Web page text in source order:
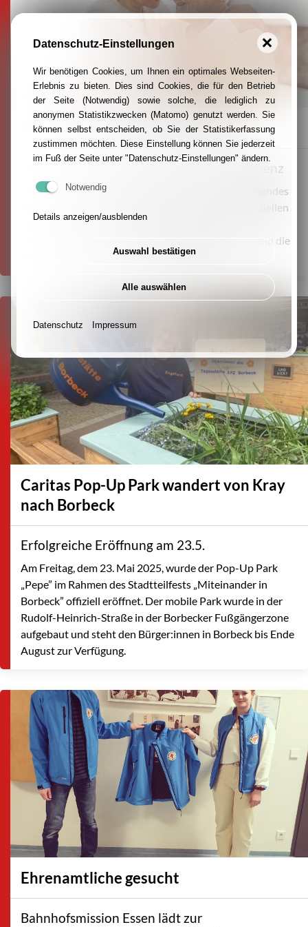
Kontaktbüro Pflegeselbsthilfe
Gruga-Kaffeefahrt für Menschen mit Demenz
Das Kontaktbüro Pflegeselbsthilfe des Caritasverbandes
für die Stadt Essen lädt Menschen mit einer demenziellen
Erkrankung und ihre Angehörigen zu einem
unbeschwerten Nachmittag und einer kleinen Reise in die
Vergangenheit, einer Gruga-Kaffeefahrt, ein.
Caritas Pop-Up Park wandert von Kray
nach Borbeck
Erfolgreiche Eröffnung am 23.5.
Am Freitag, dem 23. Mai 2025, wurde der Pop-Up Park
„Pepe” im Rahmen des Stadtteilfests „Miteinander in
Borbeck” offiziell eröffnet. Der mobile Park wurde in der
Rudolf-Heinrich-Straße in der Borbecker Fußgängerzone
aufgebaut und steht den Bürger:innen in Borbeck bis Ende
August zur Verfügung.
Ehrenamtliche gesucht
Bahnhofsmission Essen lädt zur
Datenschutz-Einstellungen
Wir benötigen Cookies, um Ihnen ein optimales Webseiten-
Erlebnis zu bieten. Dies sind Cookies, die für den Betrieb
der Seite (Notwendig) sowie solche, die lediglich zu
anonymen Statistikzwecken (Matomo) genutzt werden. Sie
können selbst entscheiden, ob Sie der Statistikerfassung
zustimmen möchten. Diese Einstellung können Sie jederzeit
im Fuß der Seite unter "Datenschutz-Einstellungen" ändern.
Notwendig
Details anzeigen/ausblenden
Auswahl bestätigen
Alle auswählen
Datenschutz Impressum